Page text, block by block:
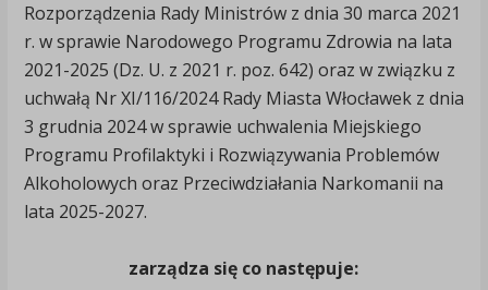
Rozporządzenia Rady Ministrów z dnia 30 marca 2021
r. w sprawie Narodowego Programu Zdrowia na lata
2021-2025 (Dz. U. z 2021 r. poz. 642) oraz w związku z
uchwałą Nr XI/116/2024 Rady Miasta Włocławek z dnia
3 grudnia 2024 w sprawie uchwalenia Miejskiego
Programu Profilaktyki i Rozwiązywania Problemów
Alkoholowych oraz Przeciwdziałania Narkomanii na
lata 2025-2027.
zarządza się co następuje: